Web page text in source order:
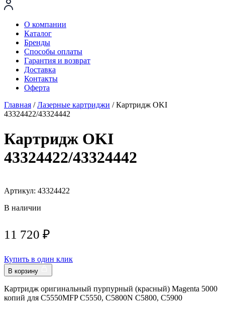
О компании
Каталог
Бренды
Способы оплаты
Гарантия и возврат
Доставка
Контакты
Оферта
Главная /Лазерные картриджи / Картридж OKI
43324422/43324442
Картридж OKI
43324422/43324442
Артикул: 43324422
В наличии
11 720 ₽
Купить в один клик
В корзину
Картридж оригинальный пурпурный (красный) Magenta 5000
копий для C5550MFP C5550, C5800N C5800, C5900